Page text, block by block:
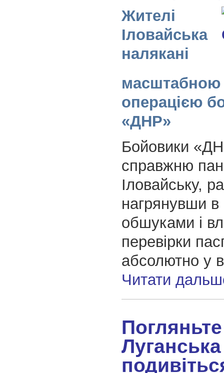
Жителі
Іловайська
налякані
масштабною
операцією
«ДНР»
Бойовики
справжню
Іловайську,
нагрянувши в
обшуками і
перевірки
абсолютно у
Читати
Луганська